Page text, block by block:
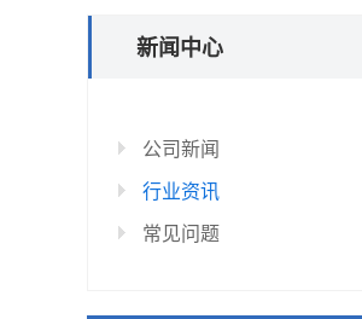
新闻中心
公司新闻
行业资讯
常见问题